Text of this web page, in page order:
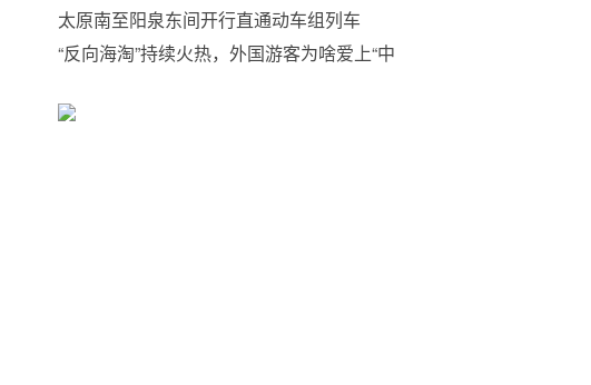
旅片区招商推介会举行
太原南至阳泉东间开行直通动车组列车
“反向海淘”持续火热，外国游客为啥爱上“中